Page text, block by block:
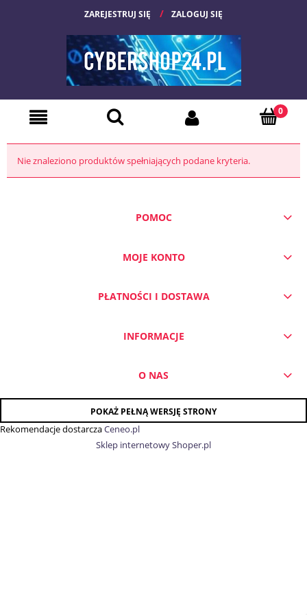
ZAREJESTRUJ SIĘ ZALOGUJ SIĘ
Nie znaleziono produktów spełniających podane kryteria.
POMOC
MOJE KONTO
PŁATNOŚCI I DOSTAWA
INFORMACJE
O NAS
POKAŻ PEŁNĄ WERSJĘ STRONY
Rekomendacje dostarczaCeneo.pl
Sklep internetowy Shoper.pl